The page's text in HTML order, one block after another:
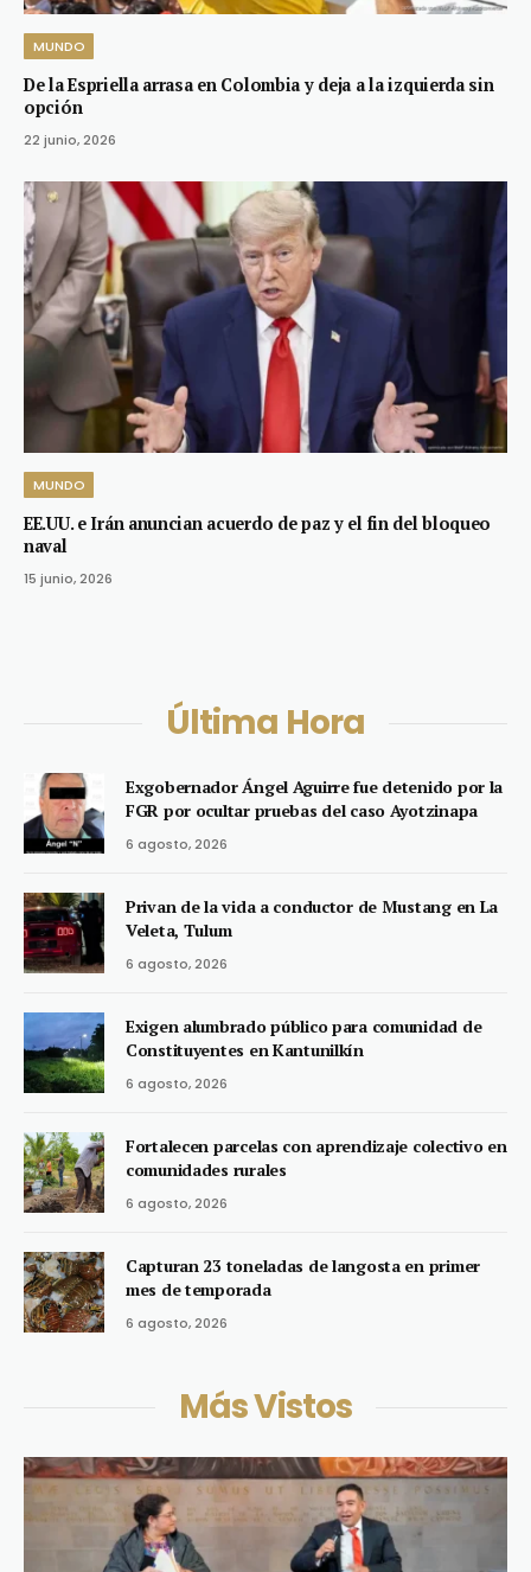
MUNDO
De la Espriella arrasa en Colombia y deja a la izquierda sin
opción
22 junio, 2026
MUNDO
EE.UU. e Irán anuncian acuerdo de paz y el fin del bloqueo
naval
15 junio, 2026
Última Hora
Exgobernador Ángel Aguirre fue detenido por la
FGR por ocultar pruebas del caso Ayotzinapa
6 agosto, 2026
Privan de la vida a conductor de Mustang en La
Veleta, Tulum
6 agosto, 2026
Exigen alumbrado público para comunidad de
Constituyentes en Kantunilkín
6 agosto, 2026
Fortalecen parcelas con aprendizaje colectivo en
comunidades rurales
6 agosto, 2026
Capturan 23 toneladas de langosta en primer
mes de temporada
6 agosto, 2026
Más Vistos